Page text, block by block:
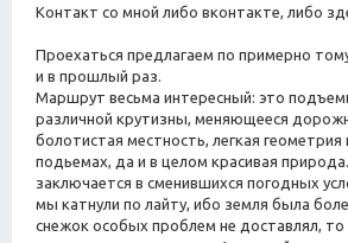
Контакт со мной либо вконтакте, либо
Проехаться предлагаем по примерно
и в прошлый раз.
Маршрут весьма интересный: это
различной крутизны, меняющееся
болотистая местность, легкая геометрия
подьемах, да и в целом красивая
заключается в сменившихся погодных
мы катнули по лайту, ибо земля была
снежок особых проблем не доставлял, то